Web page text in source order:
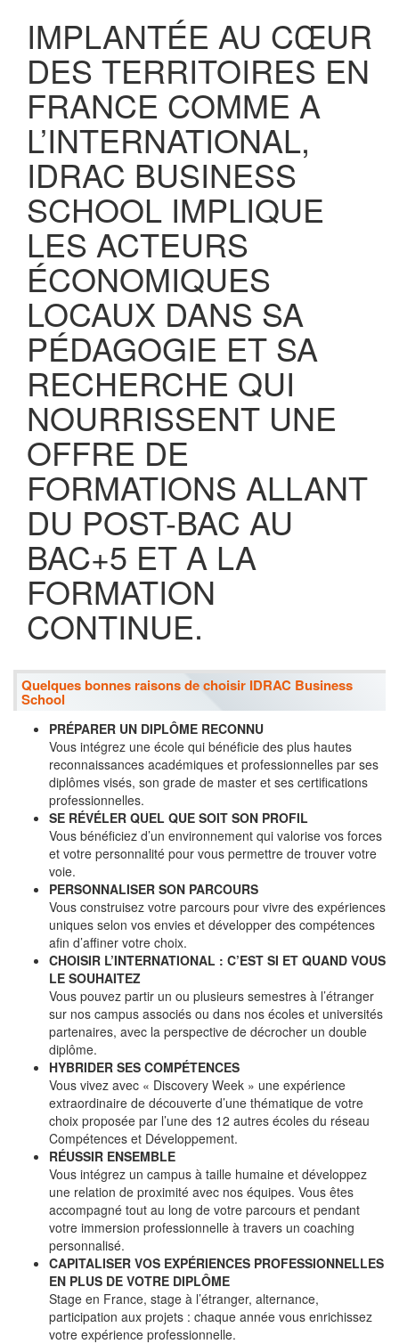
IMPLANTÉE AU CŒUR
DES TERRITOIRES EN
FRANCE COMME A
L’INTERNATIONAL,
IDRAC BUSINESS
SCHOOL IMPLIQUE
LES ACTEURS
ÉCONOMIQUES
LOCAUX DANS SA
PÉDAGOGIE ET SA
RECHERCHE QUI
NOURRISSENT UNE
OFFRE DE
FORMATIONS ALLANT
DU POST-BAC AU
BAC+5 ET A LA
FORMATION
CONTINUE.
Quelques bonnes raisons de choisir IDRAC Business
School
PRÉPARER UN DIPLÔME RECONNU
Vous intégrez une école qui bénéficie des plus hautes
reconnaissances académiques et professionnelles par ses
diplômes visés, son grade de master et ses certifications
professionnelles.
SE RÉVÉLER QUEL QUE SOIT SON PROFIL
Vous bénéficiez d’un environnement qui valorise vos forces
et votre personnalité pour vous permettre de trouver votre
voie.
PERSONNALISER SON PARCOURS
Vous construisez votre parcours pour vivre des expériences
uniques selon vos envies et développer des compétences
afin d’affiner votre choix.
CHOISIR L’INTERNATIONAL : C’EST SI ET QUAND VOUS
LE SOUHAITEZ
Vous pouvez partir un ou plusieurs semestres à l’étranger
sur nos campus associés ou dans nos écoles et universités
partenaires, avec la perspective de décrocher un double
diplôme.
HYBRIDER SES COMPÉTENCES
Vous vivez avec « Discovery Week » une expérience
extraordinaire de découverte d’une thématique de votre
choix proposée par l’une des 12 autres écoles du réseau
Compétences et Développement.
RÉUSSIR ENSEMBLE
Vous intégrez un campus à taille humaine et développez
une relation de proximité avec nos équipes. Vous êtes
accompagné tout au long de votre parcours et pendant
votre immersion professionnelle à travers un coaching
personnalisé.
CAPITALISER VOS EXPÉRIENCES PROFESSIONNELLES
EN PLUS DE VOTRE DIPLÔME
Stage en France, stage à l’étranger, alternance,
participation aux projets : chaque année vous enrichissez
votre expérience professionnelle.